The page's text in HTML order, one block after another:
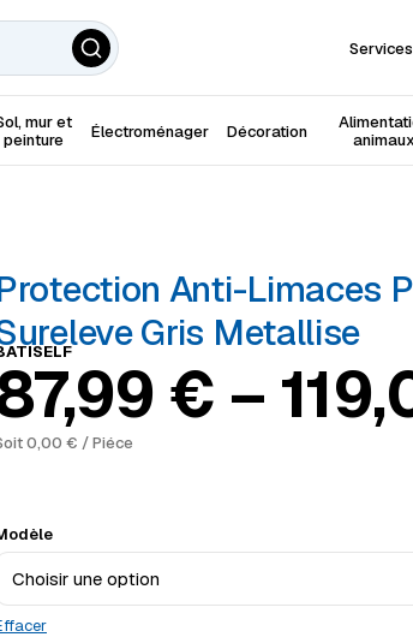
Services
mur et
peinture
Électroménager Décoration
animaux
Anti-Limaces
Gris Metallise
€ –
de prix
0,00 € / Piéce